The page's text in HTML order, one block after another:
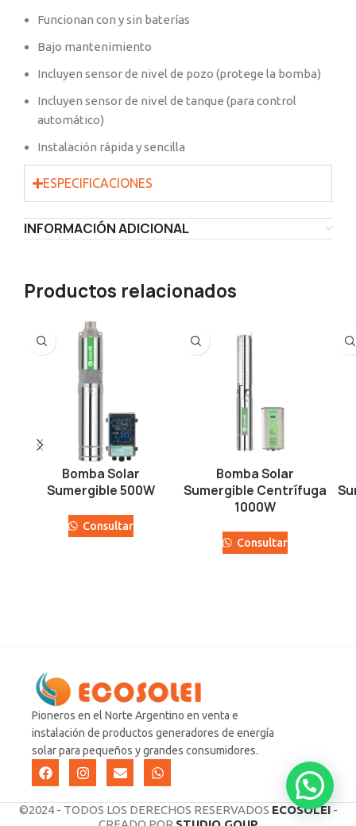
Funcionan con y sin baterías
Bajo mantenimiento
Incluyen sensor de nivel de pozo (protege la bomba)
Incluyen sensor de nivel de tanque (para control
automático)
Instalación rápida y sencilla
ESPECIFICACIONES
INFORMACIÓN ADICIONAL
Productos relacionados
Bomba Solar
Sumergible 500W
Consultar
Bomba Solar
Sumergible Centrífuga
1000W
Consultar
Pioneros en el Norte Argentino en venta e
instalación de productos generadores de energía
solar para pequeños y grandes consumidores.
©2024 - TODOS LOS DERECHOS RESERVADOS ECOSOLEI-